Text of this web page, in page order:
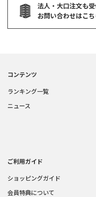
法人・大口注文も
お問い合わせはこち
コンテンツ
ランキング一覧
ニュース
ご利用ガイド
ショッピングガイド
会員特典について